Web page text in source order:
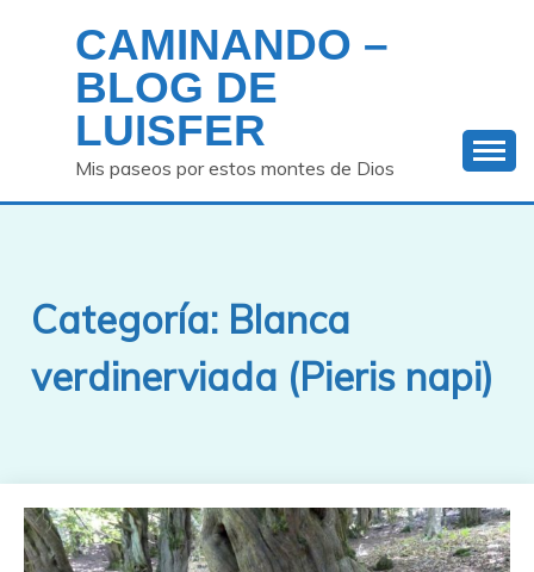
contenido
CAMINANDO –
BLOG DE
LUISFER
Mis paseos por estos montes de Dios
Categoría: Blanca
verdinerviada (Pieris napi)